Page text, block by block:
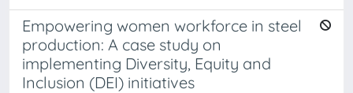
Empowering women workforce in steel
production: A case study on
implementing Diversity, Equity and
Inclusion (DEI) initiatives